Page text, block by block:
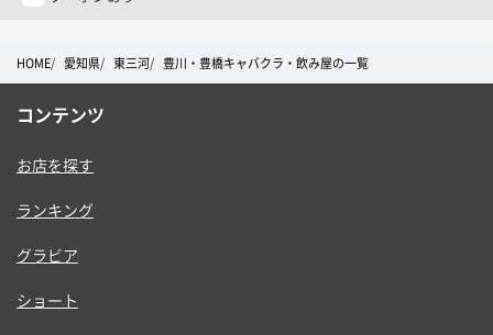
HOME 愛知県 東三河 豊川・豊橋キャバクラ・飲み屋の一覧
コンテンツ
お店を探す
ランキング
グラビア
ショート